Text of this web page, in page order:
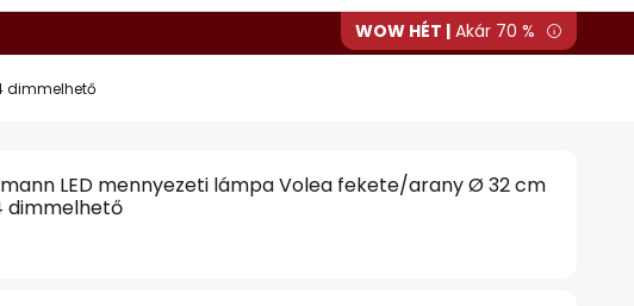
WOW HÉT | Akár 70 %
dimmelhető
LED mennyezeti lámpa Volea fekete/arany Ø 32 cm
dimmelhető